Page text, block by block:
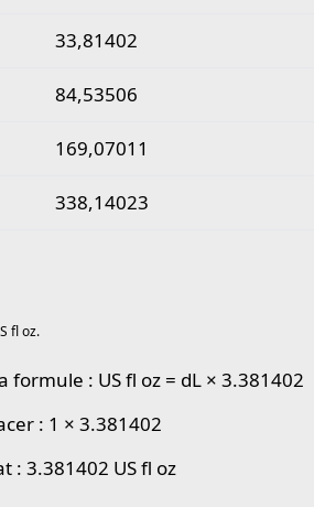
33,81402
84,53506
169,07011
338,14023
fl oz.
formule : US fl oz = dL × 3.381402
: 1 × 3.381402
: 3.381402 US fl oz